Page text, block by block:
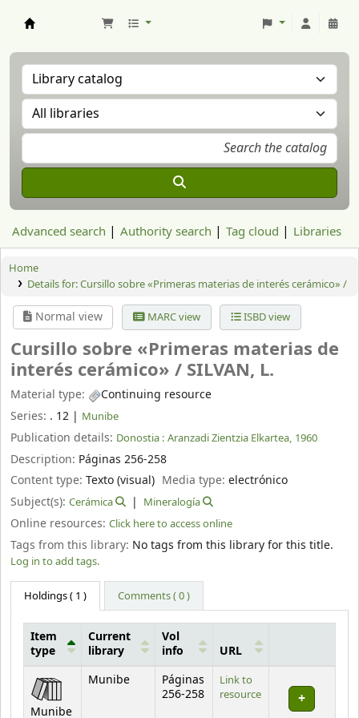
Advanced search Authority search Tag cloud Libraries
Home
Details for:Cursillo sobre «Primeras materias de interés cerámico» /
Normal view MARC view ISBD view
Cursillo sobre «Primeras materias de
interés cerámico» / SILVAN, L.
Material type:
Continuing resource
Series: . 12 | Munibe
Publication details: Donostia : Aranzadi Zientzia Elkartea, 1960
Description: Páginas 256-258
Content type: Texto (visual) Media type:electrónico
Subject(s): Cerámica Mineralogía
Online resources: Click here to access online
Tags from this library: No tags from this library for this title.
Log in to add tags.
Holdings( 1 ) Comments ( 0 )
Holdings
Item
type
Current
library
Vol
info
URL
Munibe
Munibe
Páginas
256-258
Link to
resource